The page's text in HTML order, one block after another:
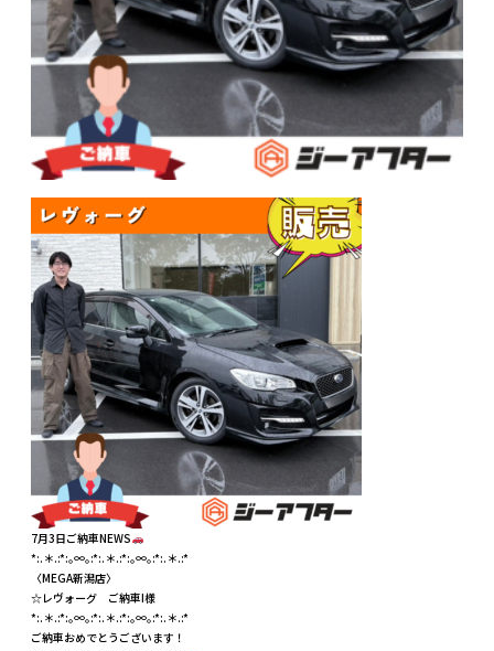
7月3日ご納車NEWS
*:.＊.:*:｡∞｡:*:.＊.:*:｡∞｡:*:.＊.:*
〈MEGA新潟店〉
☆レヴォーグ ご納車I様
*:.＊.:*:｡∞｡:*:.＊.:*:｡∞｡:*:.＊.:*
ご納車おめでとうございます！